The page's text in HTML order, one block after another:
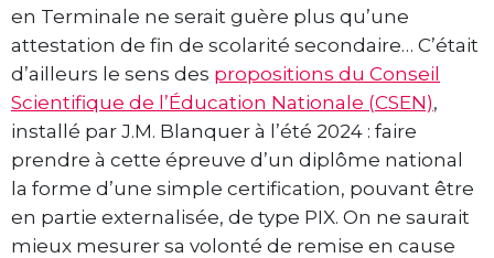
en Terminale ne serait guère plus qu’une
attestation de fin de scolarité secondaire… C’était
d’ailleurs le sens des propositions du Conseil
Scientifique de l’Éducation Nationale (CSEN),
installé par J.M. Blanquer à l’été 2024 : faire
prendre à cette épreuve d’un diplôme national
la forme d’une simple certification, pouvant être
en partie externalisée, de type PIX. On ne saurait
mieux mesurer sa volonté de remise en cause